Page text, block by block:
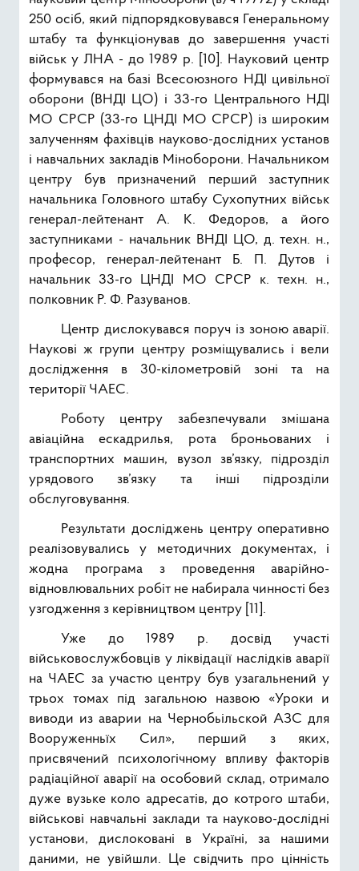
250 осіб, який підпорядковувався Генеральному
штабу та функціонував до завершення участі
військ у ЛНА - до 1989 р. [10]. Науковий центр
формувався на базі Всесоюзного НДІ цивільної
оборони (ВНДІ ЦО) і 33-го Центрального НДІ
МО СРСР (33-го ЦНДІ МО СРСР) із широким
залученням фахівців науково-дослідних установ
і навчальних закладів Міноборони. Начальником
центру був призначений перший заступник
начальника Головного штабу Сухопутних військ
генерал-лейтенант А. К. Федоров, а його
заступниками - начальник ВНДІ ЦО, д. техн. н.,
професор, генерал-лейтенант Б. П. Дутов і
начальник 33-го ЦНДІ МО СРСР к. техн. н.,
полковник Р. Ф. Разуванов.
Центр дислокувався поруч із зоною аварії.
Наукові ж групи центру розміщувались і вели
дослідження в 30-кілометровій зоні та на
території ЧАЕС.
Роботу центру забезпечували змішана
авіаційна ескадрилья, рота броньованих і
транспортних машин, вузол зв’язку, підрозділ
урядового зв’язку та інші підрозділи
обслуговування.
Результати досліджень центру оперативно
реалізовувались у методичних документах, і
жодна програма з проведення аварійно-
відновлювальних робіт не набирала чинності без
узгодження з керівництвом центру [11].
Уже до 1989 р. досвід участі
військовослужбовців у ліквідації наслідків аварії
на ЧАЕС за участю центру був узагальнений у
трьох томах під загальною назвою «Уроки и
виводи из аварии на Чернобьільской АЗС для
Вооруженньїх Сил», перший з яких,
присвячений психологічному впливу факторів
радіаційної аварії на особовий склад, отримало
дуже вузьке коло адресатів, до котрого штаби,
військові навчальні заклади та науково-дослідні
установи, дислоковані в Україні, за нашими
даними, не увійшли. Це свідчить про цінність